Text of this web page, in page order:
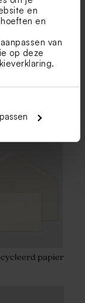
en
en
van
op deze
.
met rendier
met puntklep
papier
papier